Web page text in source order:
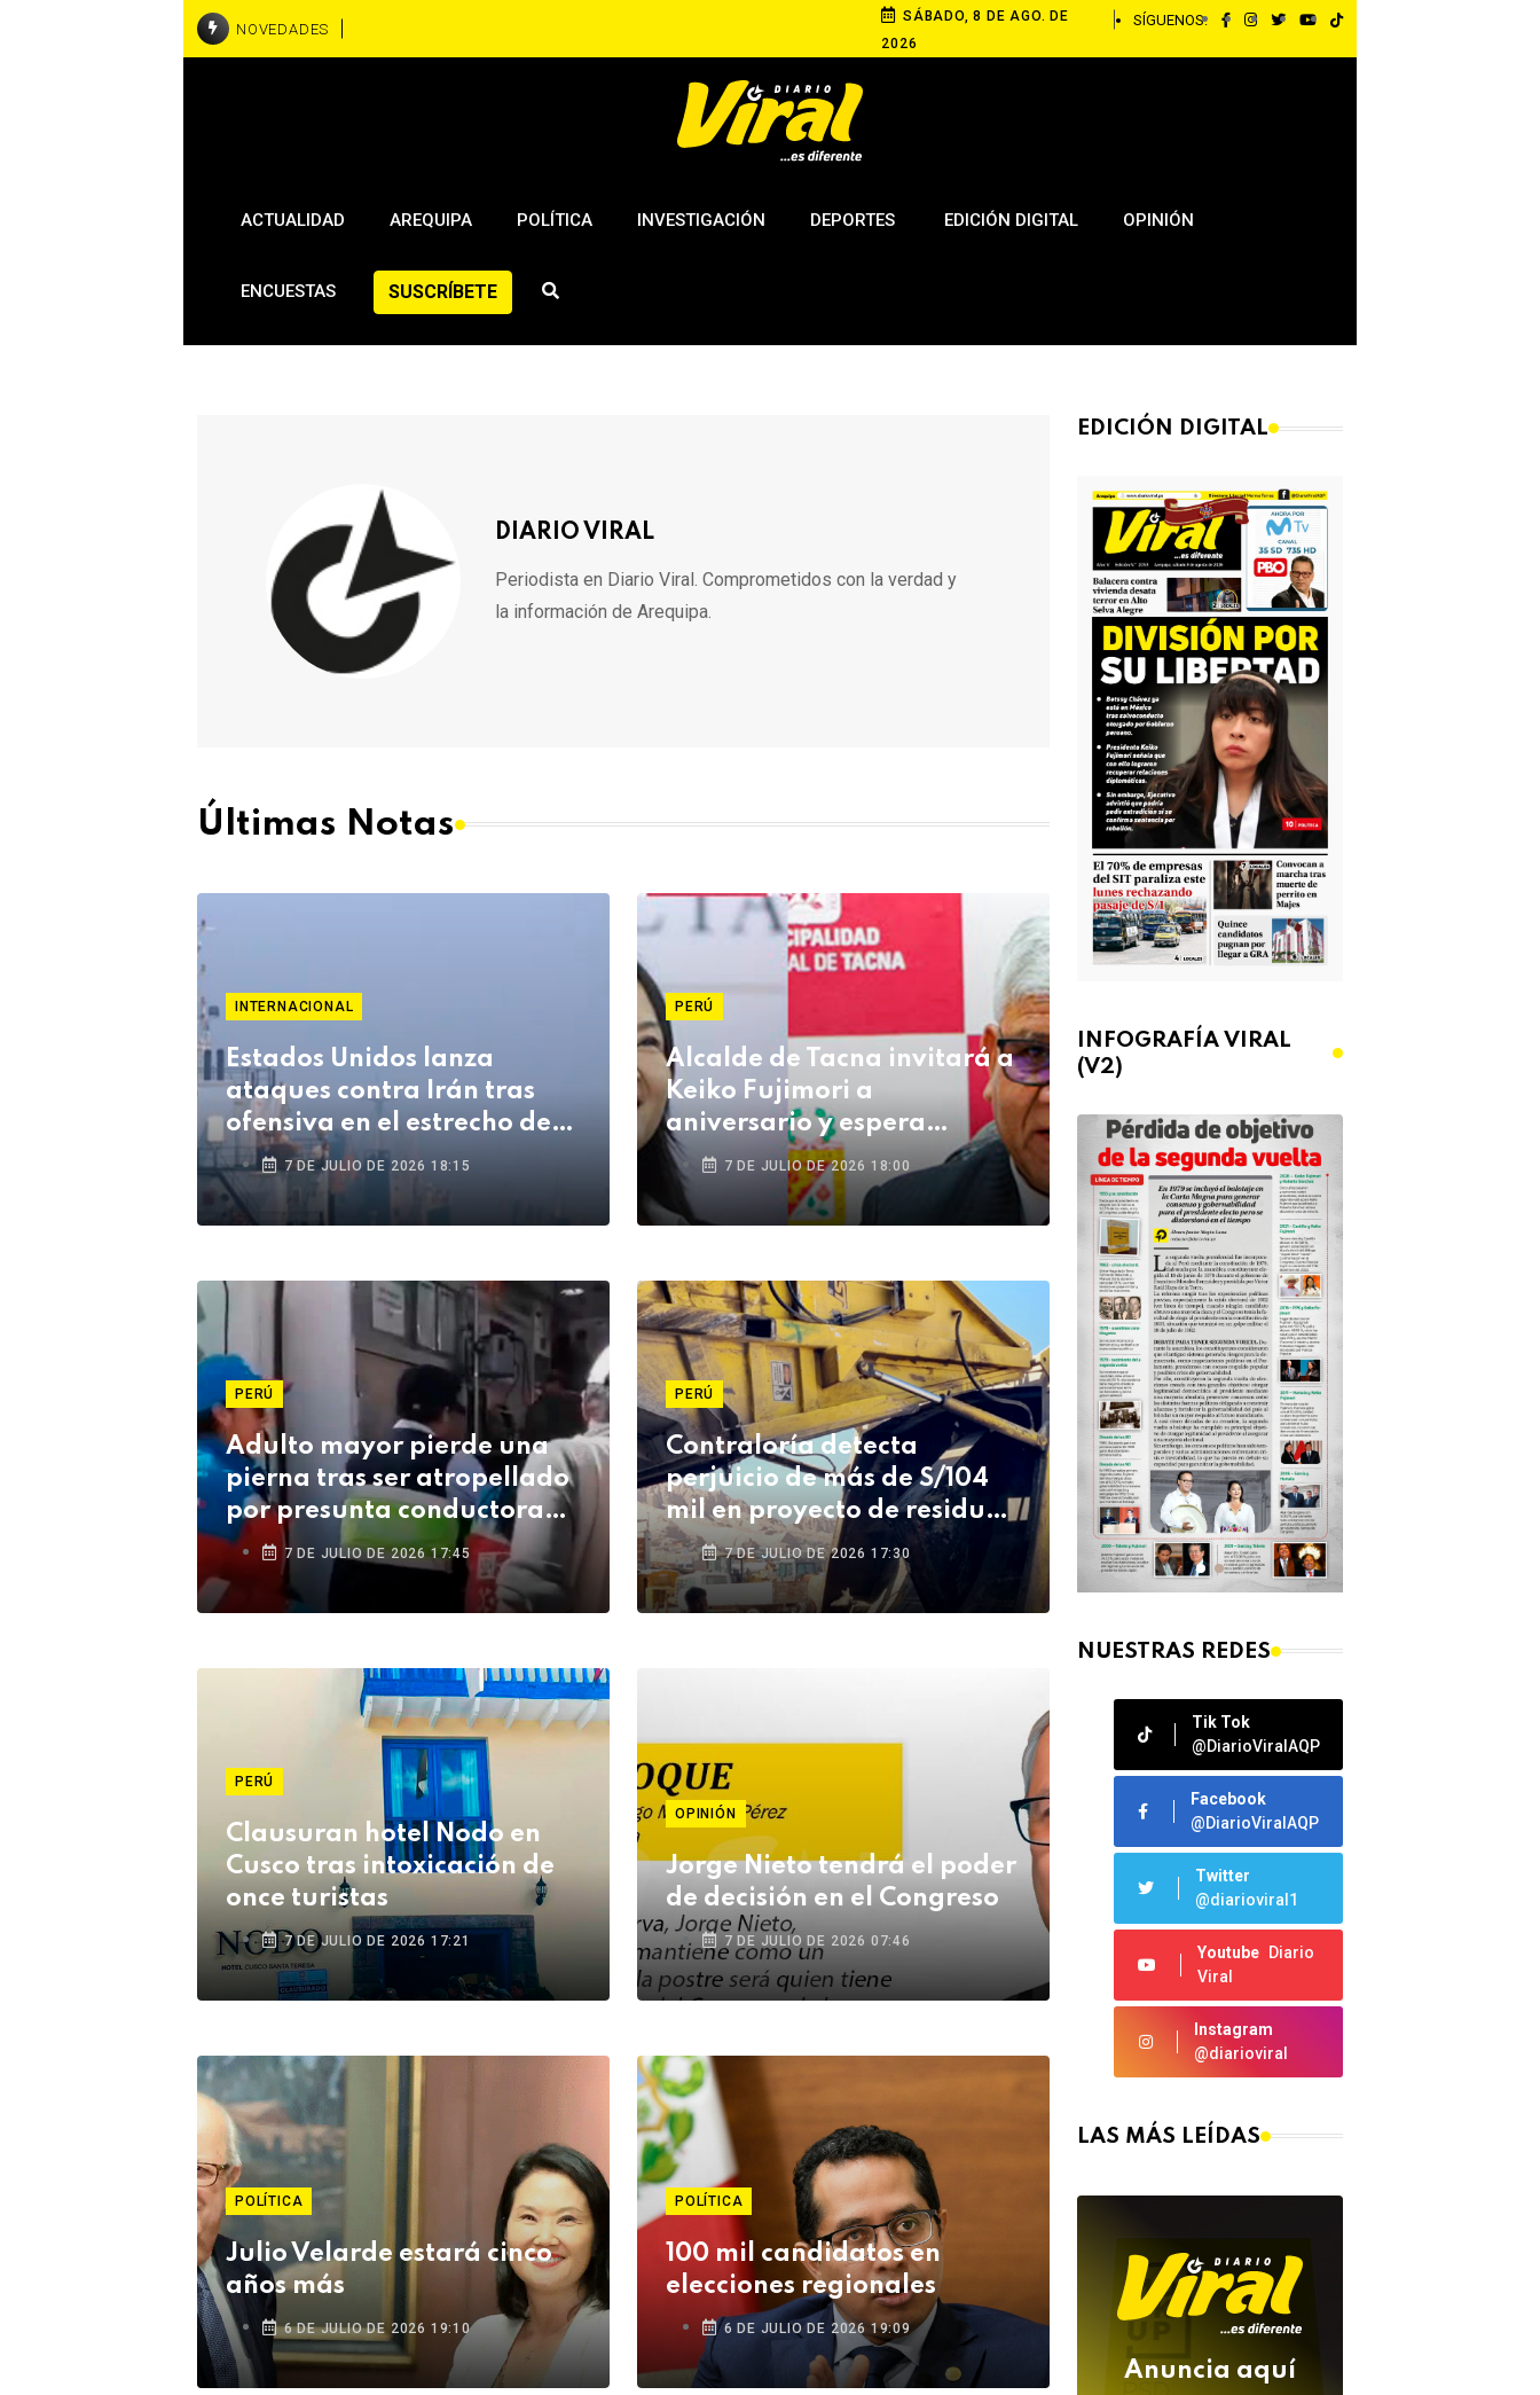
NOVEDADES
SÁBADO, 8 DE AGO. DE
2026
SÍGUENOS:
ACTUALIDAD AREQUIPA POLÍTICA INVESTIGACIÓN DEPORTES EDICIÓN DIGITAL OPINIÓN
ENCUESTAS SUSCRÍBETE
DIARIO VIRAL
Periodista en Diario Viral. Comprometidos con la verdad y
la información de Arequipa.
Últimas Notas
INTERNACIONAL
Estados Unidos lanza
ataques contra Irán tras
ofensiva en el estrecho de
Ormuz7 DE JULIO DE 2026 18:15
PERÚ
Alcalde de Tacna invitará a
Keiko Fujimori a
aniversario y espera
anuncios de obras
7 DE JULIO DE 2026 18:00
PERÚ
Adulto mayor pierde una
pierna tras ser atropellado
por presunta conductora
ebria en Juliaca
7 DE JULIO DE 2026 17:45
PERÚ
Contraloría detecta
perjuicio de más de S/104
mil en proyecto de residuos
sólidos en Moquegua
7 DE JULIO DE 2026 17:30
PERÚ
Clausuran hotel Nodo en
Cusco tras intoxicación de
once turistas
7 DE JULIO DE 2026 17:21
OPINIÓN
Jorge Nieto tendrá el poder
de decisión en el Congreso
7 DE JULIO DE 2026 07:46
POLÍTICA
Julio Velarde estará cinco
años más
6 DE JULIO DE 2026 19:10
POLÍTICA
100 mil candidatos en
elecciones regionales
6 DE JULIO DE 2026 19:09
EDICIÓN DIGITAL
INFOGRAFÍA VIRAL
(V2)
NUESTRAS REDES
Tik Tok
@DiarioViralAQP
Facebook
@DiarioViralAQP
Twitter
@diarioviral1
Youtube
Diario
Viral
Instagram
@diarioviral
LAS MÁS LEÍDAS
Anuncia aquí